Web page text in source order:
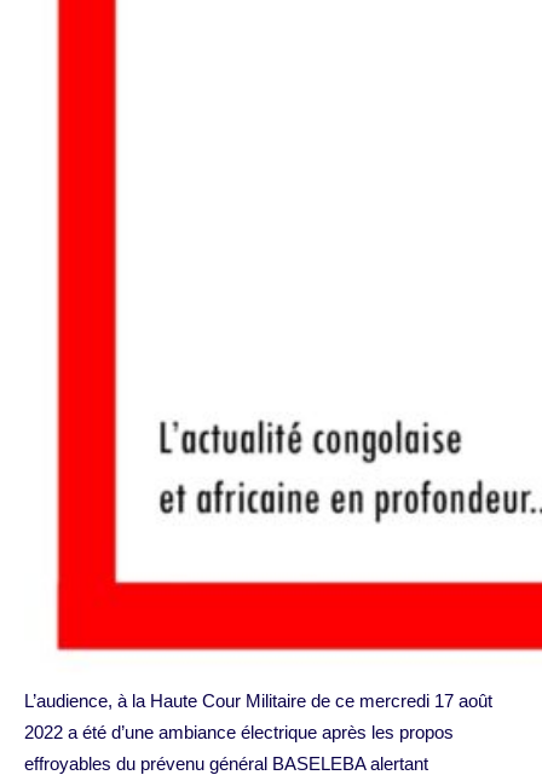
L’audience, à la Haute Cour Militaire de ce mercredi 17 août
2022 a été d’une ambiance électrique après les propos
effroyables du prévenu général BASELEBA alertant